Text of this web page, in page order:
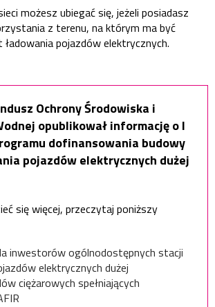
możesz ubiegać się, jeżeli posiadasz
z terenu, na którym ma być
pojazdów elektrycznych.
Ochrony Środowiska i
opublikował informację o I
dofinansowania budowy
pojazdów elektrycznych dużej
się więcej, przeczytaj poniższy
inwestorów ogólnodostępnych stacji
elektrycznych dużej
ciężarowych spełniających